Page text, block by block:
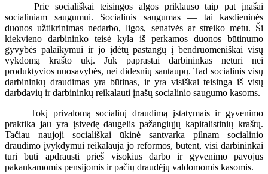
Prie sociališkai teisingos algos priklauso taip pat įnašai
socialiniam saugumui. Socialinis saugumas — tai kasdieninės
duonos užtikrinimas nedarbo, ligos, senatvės ar streiko metu. Ši
kiekvieno darbininko teisė kyla iš perkamos duonos būtinumo
gyvybės palaikymui ir jo įdėtų pastangų į bendruomeniškai visų
vykdomą krašto ūkį. Juk paprastai darbininkas neturi nei
produktyvios nuosavybės, nei didesnių santaupų. Tad socialinis visų
darbininkų draudimas yra būtinas, ir yra visiškai teisinga iš visų
darbdavių ir darbininkų reikalauti įnašų socialinio saugumo kasoms.
Tokį privalomą socialinį draudimą įstatymais ir gyvenimo
praktika jau yra įsivedę daugelis pažangiųjų kapitalistinių kraštų.
Tačiau naujoji sociališkai ūkinė santvarka pilnam socialinio
draudimo įvykdymui reikalauja jo reformos, būtent, visi darbininkai
turi būti apdrausti prieš visokius darbo ir gyvenimo pavojus
pakankamomis pensijomis ir pačių draudėjų valdomomis kasomis.